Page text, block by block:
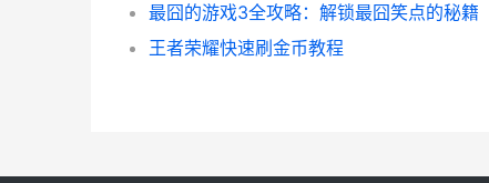
最囧的游戏3全攻略：解锁最囧笑点的秘籍
王者荣耀快速刷金币教程